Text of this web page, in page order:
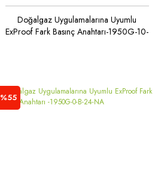
Doğalgaz Uygulamalarına Uyumlu
ExProof Fark Basınç Anahtarı-1950G-10-
%55